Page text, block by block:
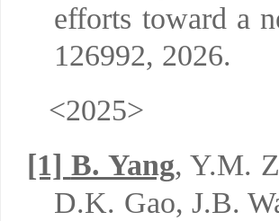
efforts toward a
126992, 2026.
<2025>
[1] B. Yang, Y.M.
D.K. Gao, J.B.